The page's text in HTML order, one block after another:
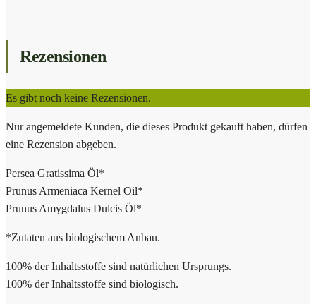
Rezensionen
Es gibt noch keine Rezensionen.
Nur angemeldete Kunden, die dieses Produkt gekauft haben, dürfen
eine Rezension abgeben.
Persea Gratissima Öl*
Prunus Armeniaca Kernel Oil*
Prunus Amygdalus Dulcis Öl*
*Zutaten aus biologischem Anbau.
100% der Inhaltsstoffe sind natürlichen Ursprungs.
100% der Inhaltsstoffe sind biologisch.